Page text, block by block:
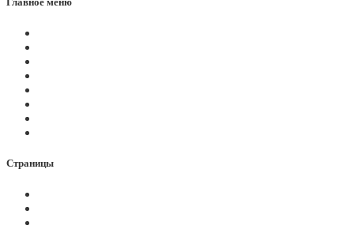
Страницы